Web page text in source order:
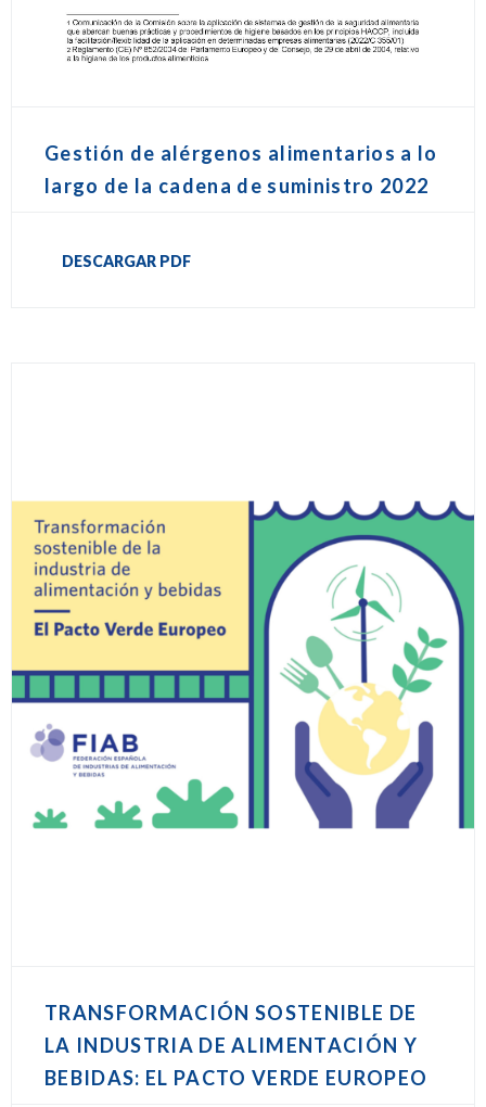
Gestión de alérgenos alimentarios a lo
largo de la cadena de suministro 2022
DESCARGAR PDF
TRANSFORMACIÓN SOSTENIBLE DE
LA INDUSTRIA DE ALIMENTACIÓN Y
BEBIDAS: EL PACTO VERDE EUROPEO